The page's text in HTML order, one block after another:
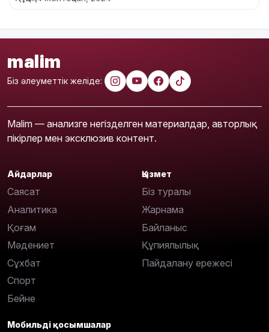
malim
Біз әлеуметтік желіде:
Malim — анализге негізделген материалдар, авторлық
пікірлер мен эксклюзив контент.
Айдарлар
Саясат
Аналитика
Қоғам
Мәдениет
Сұхбат
Спорт
Бейне
Қызмет
Біз туралы
Жарнама
Байланыс
Құпиялылық
Пайдалану ережесі
Мобильді қосымшалар